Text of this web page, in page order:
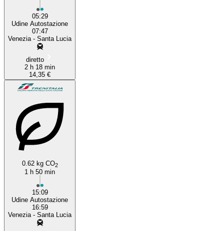
05:29
Udine Autostazione
07:47
Venezia - Santa Lucia
diretto
2 h 18 min
14,35 €
0.62 kg CO2
1 h 50 min
15:09
Udine Autostazione
16:59
Venezia - Santa Lucia